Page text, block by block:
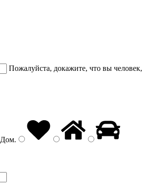
Пожалуйста, докажите, что вы человек,
Дом.